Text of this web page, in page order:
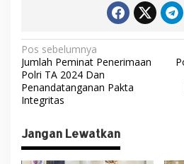
N
a
v
i
g
a
Pos sebelumnya
Jumlah Peminat Penerimaan
Polri TA 2024 Dan
Penandatanganan Pakta
Integritas
Jangan Lewatkan